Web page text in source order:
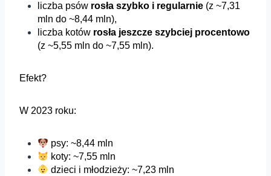
liczba psów rosła szybko i regularnie (z ~7,31
mln do ~8,44 mln),
liczba kotów rosła jeszcze szybciej procentowo
(z ~5,55 mln do ~7,55 mln).
Efekt?
W 2023 roku:
psy: ~8,44 mln
koty: ~7,55 mln
dzieci i młodzieży: ~7,23 mln